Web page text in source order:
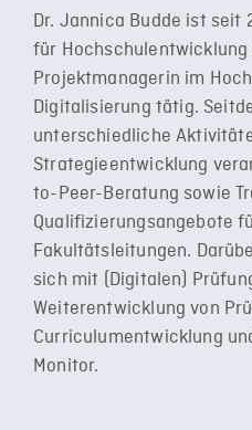
Dr. Jannica Budde ist seit
für Hochschulentwicklung
Projektmanagerin im
Digitalisierung tätig.
unterschiedliche
Strategieentwicklung
to-Peer-Beratung sowie
Qualifizierungsangebote
Fakultätsleitungen.
sich mit (Digitalen)
Weiterentwicklung von
Curriculumentwicklung
Monitor.